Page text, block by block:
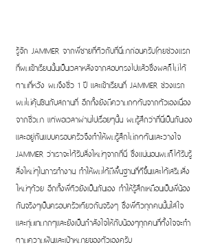
รู้จัก JAMMER จากพี่ชายที่ติวกับที่นี่มาก่อนครับโดยช่วงแรก
ที่ผมเข้าเรียนนั้นเป็นเวลาหลังจากสอบตรงไปแล้วซึ่งผลก็ไม่ได้
ตามที่หวัง ผมจึงซิ่ว 1 ปี และเข้าเรียนที่ JAMMER ช่วงแรก
ผมไม่คุ้นชินกับสถานที่ อีกทั้งยังมีความกดดันจากตัวเองเนื่อง
จากซิ่วมา แต่พอเวลาผ่านไปเรื่อยๆนั้น ผมรู้สึกว่าที่นี่เป็นกันเอง
และอยู่กันแบบครอบครัวจึงทำให้ผมรู้สึกไม่กดดันและวางใจ
JAMMER ว่าเราจะได้รับสิ่งใหม่ๆจากที่นี่ ซึ่งแน่นอนผมก็ได้รับรู้
สิ่งใหม่ๆในการทำงาน ทำให้ผมได้มีพื้นฐานที่ดีขึ้นและได้เสริมสิ่ง
ใหม่ๆด้วย อีกทั้งพี่ติวยังเป็นกันเอง ทำให้รู้สึกเหมือนเป็นพี่น้อง
กันจริงๆเป็นครอบครัวเดียวกันจริงๆ ซึ่งพี่ติวทุกคนนั้นใส่ใจ
และทุ่มเทมากๆและยังเป็นกำลังใจให้กับน้องๆทุกคนที่ตั้งใจจะทำ
ตามความฝันและเป้าหมายของตัวเองครับ